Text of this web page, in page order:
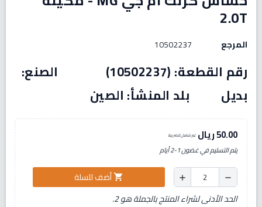
2.0T
المرجع 10502237
رقم القطعة: (10502237) الصنع:
بديل بلد المنشأ: الصين
50.00 ريال غير شامل للضريبة
يتم التسليم في غضون 1-2 أيام
remove
add
shopping_cartأضف للسلة
الحد الأدنى لشراء المنتج بالجملة هو 2.